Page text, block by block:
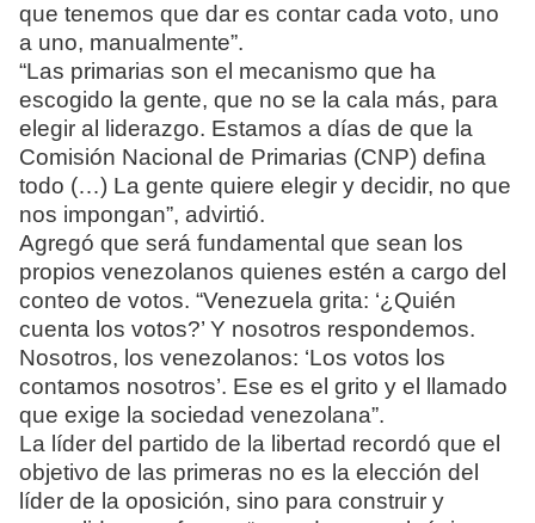
que tenemos que dar es contar cada voto, uno
a uno, manualmente”.
“Las primarias son el mecanismo que ha
escogido la gente, que no se la cala más, para
elegir al liderazgo. Estamos a días de que la
Comisión Nacional de Primarias (CNP) defina
todo (…) La gente quiere elegir y decidir, no que
nos impongan”, advirtió.
Agregó que será fundamental que sean los
propios venezolanos quienes estén a cargo del
conteo de votos. “Venezuela grita: ‘¿Quién
cuenta los votos?’ Y nosotros respondemos.
Nosotros, los venezolanos: ‘Los votos los
contamos nosotros’. Ese es el grito y el llamado
que exige la sociedad venezolana”.
La líder del partido de la libertad recordó que el
objetivo de las primeras no es la elección del
líder de la oposición, sino para construir y